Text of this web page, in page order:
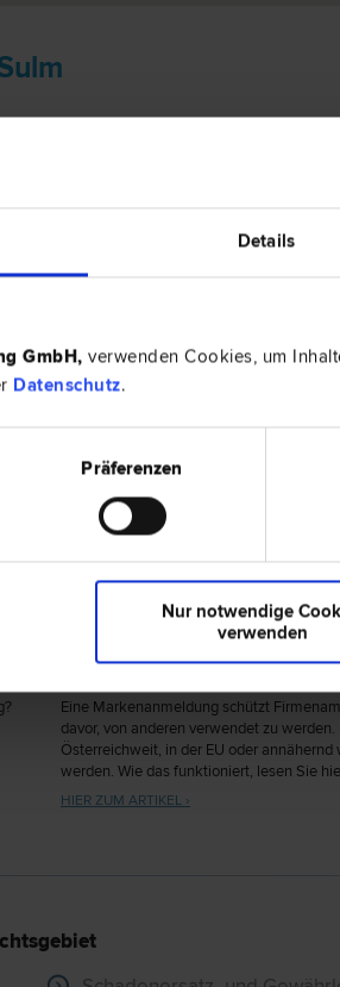
Details
GmbH, verwenden Cookies, um
Datenschutz.
Präferenzen
Nur notwendige
verwenden
RECHTSNEWS
Anmeldung einer Marke in
Voraussetzungen & Kosten
Eine Markenanmeldung schützt
davor, von anderen verwendet zu
Österreichweit, in der EU oder
werden. Wie das funktioniert, lesen Sie
HIER ZUM ARTIKEL ›